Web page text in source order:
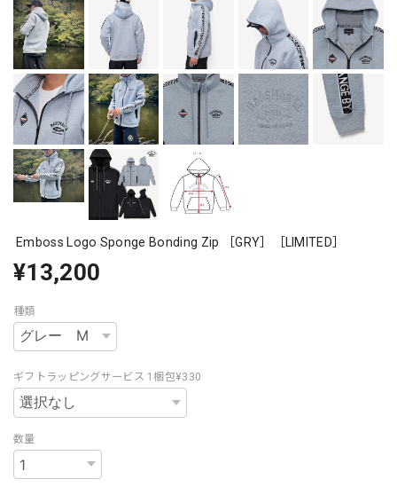
Emboss Logo Sponge Bonding Zip ［GRY］［LIMITED］
¥13,200
種類
ギフトラッピングサービス 1梱包¥330
数量